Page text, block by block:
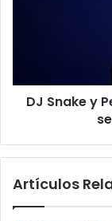
DJ Snake y
Artículos